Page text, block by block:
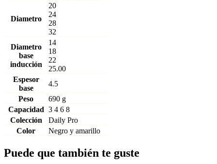
Diametro
20
24
28
32
Diametro
base
inducción
14
18
22
25.00
Espesor
base
4.5
Peso
690 g
Capacidad 3 4 6 8
Colección
Daily Pro
Color
Negro y amarillo
Puede que también te guste